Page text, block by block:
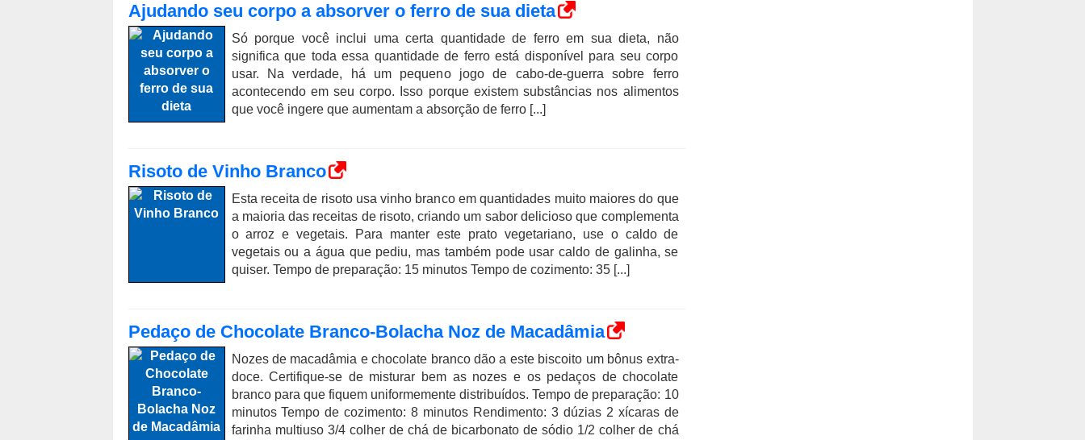
Ajudando seu corpo a absorver o ferro de sua dieta
Só porque você inclui uma certa quantidade de ferro em sua dieta, não
significa que toda essa quantidade de ferro está disponível para seu corpo
usar. Na verdade, há um pequeno jogo de cabo-de-guerra sobre ferro
acontecendo em seu corpo. Isso porque existem substâncias nos alimentos
que você ingere que aumentam a absorção de ferro [...]
Risoto de Vinho Branco
Esta receita de risoto usa vinho branco em quantidades muito maiores do que
a maioria das receitas de risoto, criando um sabor delicioso que complementa
o arroz e vegetais. Para manter este prato vegetariano, use o caldo de
vegetais ou a água que pediu, mas também pode usar caldo de galinha, se
quiser. Tempo de preparação: 15 minutos Tempo de cozimento: 35 [...]
Pedaço de Chocolate Branco-Bolacha Noz de Macadâmia
Nozes de macadâmia e chocolate branco dão a este biscoito um bônus extra-
doce. Certifique-se de misturar bem as nozes e os pedaços de chocolate
branco para que fiquem uniformemente distribuídos. Tempo de preparação: 10
minutos Tempo de cozimento: 8 minutos Rendimento: 3 dúzias 2 xícaras de
farinha multiuso 3/4 colher de chá de bicarbonato de sódio 1/2 colher de chá